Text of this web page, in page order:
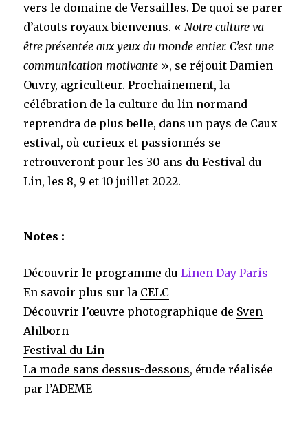
vers le domaine de Versailles. De quoi se parer
d’atouts royaux bienvenus. «Notre culture va
être présentée aux yeux du monde entier. C’est une
communication motivante », se réjouit Damien
Ouvry, agriculteur. Prochainement, la
célébration de la culture du lin normand
reprendra de plus belle, dans un pays de Caux
estival, où curieux et passionnés se
retrouveront pour les 30 ans du Festival du
Lin, les 8, 9 et 10 juillet 2022.
Notes :
Découvrir le programme duLinen Day Paris
En savoir plus sur la CELC
Découvrir l’œuvre photographique de Sven
Ahlborn
Festival du Lin
La mode sans dessus-dessous, étude réalisée
par l’ADEME